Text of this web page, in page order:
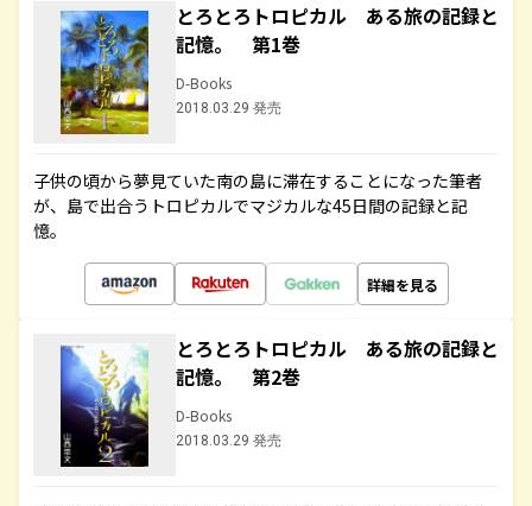
とろとろトロピカル ある旅の記録と
記憶。 第1巻
D-Books
2018.03.29 発売
子供の頃から夢見ていた南の島に滞在することになった筆者
が、島で出合うトロピカルでマジカルな45日間の記録と記
憶。
詳細を見る
とろとろトロピカル ある旅の記録と
記憶。 第2巻
D-Books
2018.03.29 発売